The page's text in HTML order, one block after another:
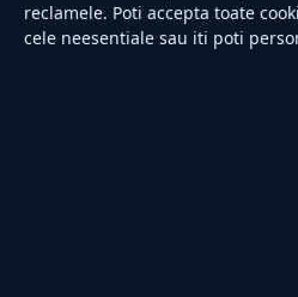
RUBRICI
reclamele. Poti accepta toate
cele neesentiale sau iti poti